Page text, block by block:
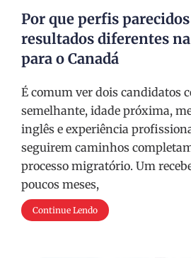
Por que perfis
resultados diferentes
para o Canadá
É comum ver dois candidatos
semelhante, idade próxima,
inglês e experiência
seguirem caminhos
processo migratório. Um
poucos meses,
Continue Lendo